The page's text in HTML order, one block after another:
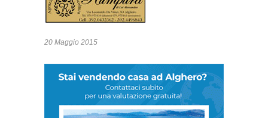
20 Maggio 2015